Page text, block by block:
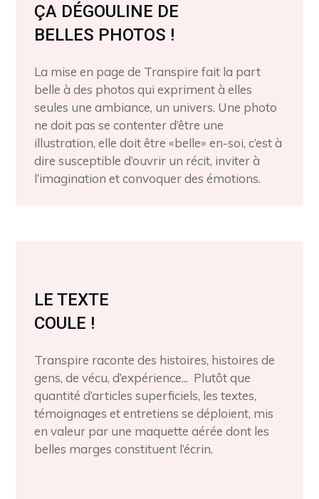
ÇA DÉGOULINE DE
BELLES PHOTOS !
La mise en page de Transpire fait la part
belle à des photos qui expriment à elles
seules une ambiance, un univers. Une photo
ne doit pas se contenter d’être une
illustration, elle doit être «belle» en-soi, c’est à
dire susceptible d’ouvrir un récit, inviter à
l’imagination et convoquer des émotions.
LE TEXTE
COULE !
Transpire raconte des histoires, histoires de
gens, de vécu, d’expérience... Plutôt que
quantité d’articles superficiels, les textes,
témoignages et entretiens se déploient, mis
en valeur par une maquette aérée dont les
belles marges constituent l’écrin.